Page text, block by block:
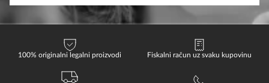
100% originalni legalni proizvodi Fiskalni račun uz svaku kupovinu